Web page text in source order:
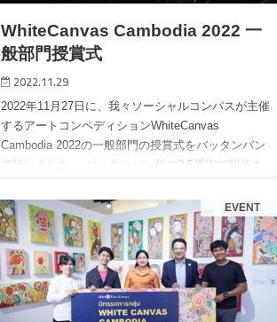
WhiteCanvas Cambodia 2022 一
般部門授賞式
2022.11.29
2022年11月27日に、我々ソーシャルコンパスが主催
するアートコンペディションWhiteCanvas
Cambodia 2022の一般部門の授賞式をバッタンバン
で行いました。 バッタンバン州の2.5番街で開催さ
EVENT